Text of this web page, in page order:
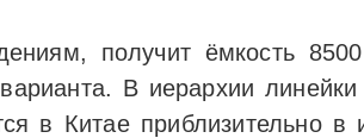
получит ёмкость
В иерархии
в Китае приблизительно